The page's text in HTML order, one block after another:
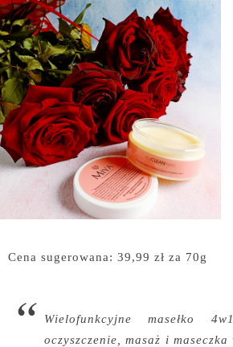
Cena sugerowana: 39,99 zł za 70g
Wielofunkcyjne masełko
oczyszczenie, masaż i